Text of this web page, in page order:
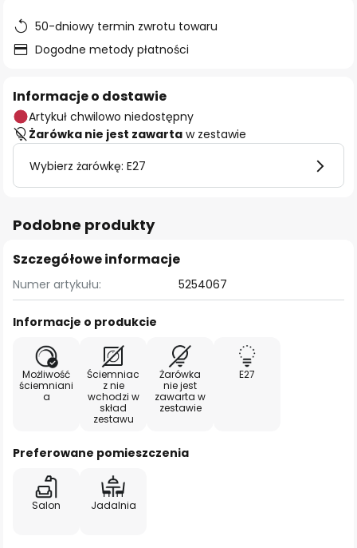
50-dniowy termin zwrotu towaru
Dogodne metody płatności
Informacje o dostawie
Artykuł chwilowo niedostępny
Żarówka nie jest zawarta w zestawie
Wybierz żarówkę: E27
Podobne produkty
Szczegółowe informacje
Numer artykułu: 5254067
Informacje o produkcie
Możliwość
ściemniani
a
Ściemniac
z nie
wchodzi w
skład
zestawu
Żarówka
nie jest
zawarta w
zestawie
E27
Preferowane pomieszczenia
Salon Jadalnia